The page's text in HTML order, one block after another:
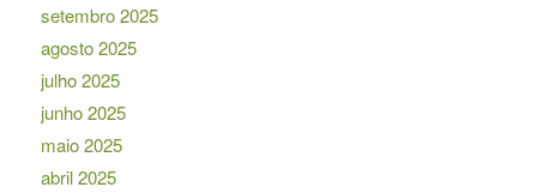
setembro 2025
agosto 2025
julho 2025
junho 2025
maio 2025
abril 2025